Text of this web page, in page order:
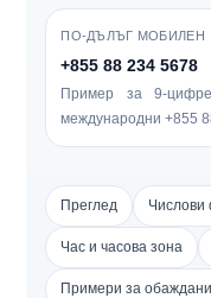
ПО-ДЪЛЪГ МОБИЛЕН
+855 88 234 5678
Пример за 9-
международни+855
Преглед Числови
Час и часова зона
Примери за